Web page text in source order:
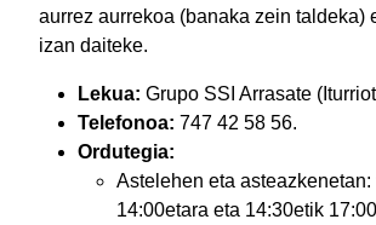
aurrez aurrekoa (banaka zein taldeka)
izan daiteke.
Lekua: Grupo SSI Arrasate
Telefonoa: 747 42 58 56.
Ordutegia:
Astelehen eta asteazkenetan:
14:00etara eta 14:30etik